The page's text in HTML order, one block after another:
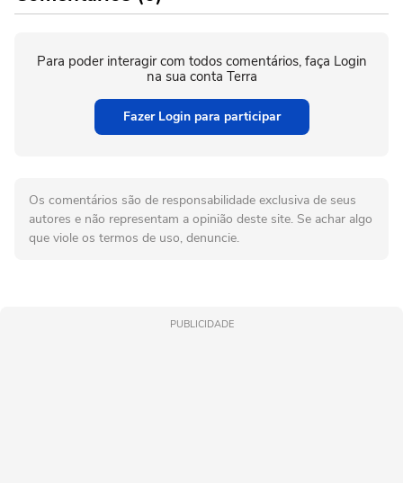
Para poder interagir com todos comentários, faça Login
na sua conta Terra
Fazer Login para participar
Os comentários são de responsabilidade exclusiva de seus
autores e não representam a opinião deste site. Se achar algo
que viole os termos de uso, denuncie.
PUBLICIDADE